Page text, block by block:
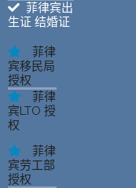
菲律宾出
生证 结婚证
菲律
宾移民局
授权
菲律
宾LTO 授
权
菲律
宾劳工部
授权